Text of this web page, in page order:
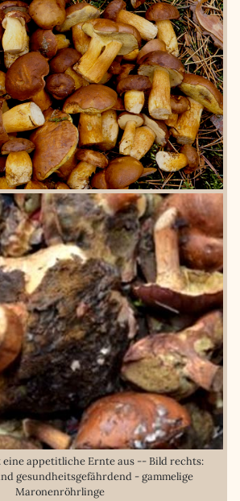
eine appetitliche Ernte aus -- Bild rechts:
gesundheitsgefährdend - gammelige
Maronenröhrlinge